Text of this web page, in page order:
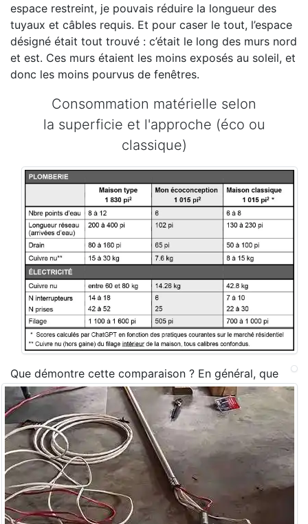
espace restreint, je pouvais réduire la longueur des
tuyaux et câbles requis. Et pour caser le tout, l’espace
désigné était tout trouvé : c’était le long des murs nord
et est. Ces murs étaient les moins exposés au soleil, et
donc les moins pourvus de fenêtres.
Consommation matérielle selon
la superficie et l'approche (éco ou
classique)
Que démontre cette comparaison ? En général, que